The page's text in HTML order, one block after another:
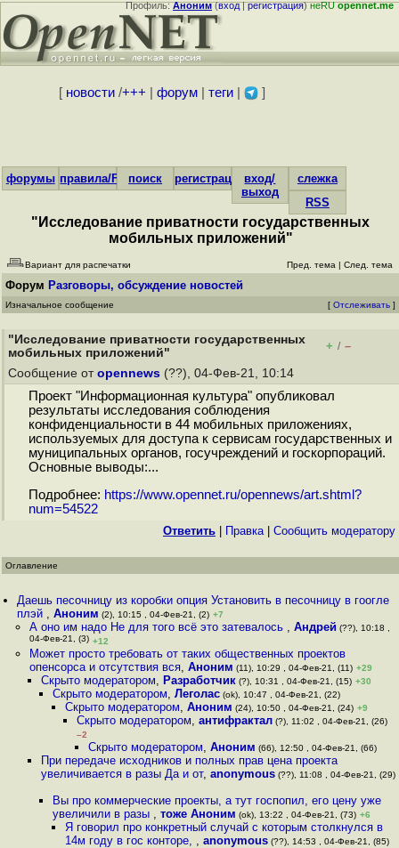
Профиль:Аноним(вход|регистрация)неRUopennet.me
[ новости/+++ форум| теги| ]
форумы правила/FAQпоиск регистрациявход/
выход
слежка
RSS
"Исследование приватности государственных
мобильных приложений"
Вариант для распечатки Пред. тема | След. тема
Форум Разговоры, обсуждение новостей
Изначальное сообщение [ Отслеживать ]
"Исследование приватности государственных
мобильных приложений"
+ / –
Сообщение от opennews (??), 04-Фев-21, 10:14
Проект "Информационная культура" опубликовал
результаты исследования соблюдения
конфиденциальности в 44 мобильных приложениях,
используемых для доступа к сервисам государственных и
муниципальных органов, госучреждений и госкорпораций.
Основные выводы:...
Подробнее: https://www.opennet.ru/opennews/art.shtml?
num=54522
Ответить Правка| Cообщить модератору
Оглавление
Даешь песочницу из коробки опция Установить в песочницу в гоогле
плэй ,Аноним (2), 10:15 , 04-Фев-21, (2) +7
А оно им надо Не для того всё это затевалось , Андрей (??), 10:18 ,
04-Фев-21, (3) +12
Может просто требовать от таких общественных проектов
опенсорса и отсутствия вся, Аноним (11), 10:29 , 04-Фев-21, (11) +29
Скрыто модератором, Разработчик(?), 10:31 , 04-Фев-21, (15) +30
Скрыто модератором,Леголас (ok), 10:47 , 04-Фев-21, (22)
Скрыто модератором, Аноним (24), 10:50 , 04-Фев-21, (24) +9
Скрыто модератором, антифрактал(?), 11:02 , 04-Фев-21, (26)
–2
Скрыто модератором,Аноним (66), 12:50 , 04-Фев-21, (66)
При передаче исходников и полных прав цена проекта
увеличивается в разы Да и от, anonymous(??), 11:08 , 04-Фев-21, (29)
Вы про коммерческие проекты, а тут госпопил, его цену уже
увеличили в разы ,тоже Аноним (ok), 13:22 , 04-Фев-21, (73) +6
Я говорил про конкретный случай с которым столкнулся в
14м году в гос конторе, , anonymous(??), 14:53 , 04-Фев-21, (85)